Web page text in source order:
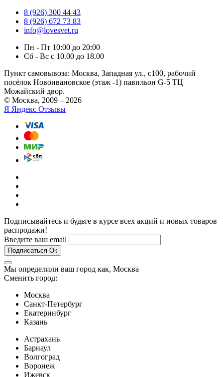
8 (926) 300 44 43
8 (926) 672 73 83
info@lovesvet.ru
Пн - Пт 10:00 до 20:00
Сб - Вс с 10.00 до 18.00
Пункт самовывоза: Москва, Западная ул., с100, рабочий
посёлок Новоивановское (этаж -1) павильон G-5 ТЦ
Можайский двор.
© Москва, 2009 – 2026
Я Яндекс Отзывы
Подписывайтесь и будьте в курсе всех акций и новых товаров
распродажи!
Введите ваш email
Подписаться Ок
Мы определили ваш город как, Москва
Сменить город:
Москва
Санкт-Петербург
Екатеринбург
Казань
Астрахань
Барнаул
Волгоград
Воронеж
Ижевск